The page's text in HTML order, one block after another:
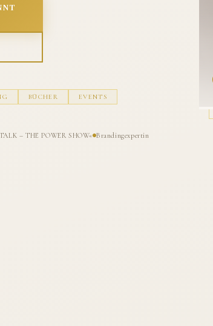
BÜCHER EVENTS
– THE POWER SHOW« Brandingexpertin